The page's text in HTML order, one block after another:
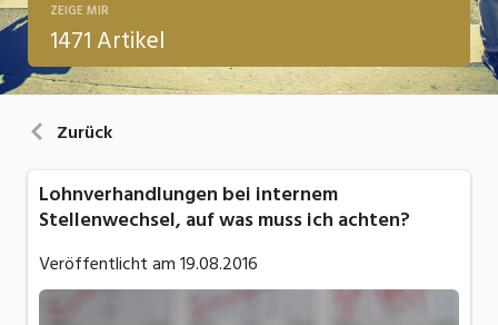
13 Fragen - 13 Antworten
Arbeit
ZEIGE MIR
1471 Artikel
Zurück
Lohnverhandlungen bei internem
Stellenwechsel, auf was muss ich achten?
Veröffentlicht am19.08.2016